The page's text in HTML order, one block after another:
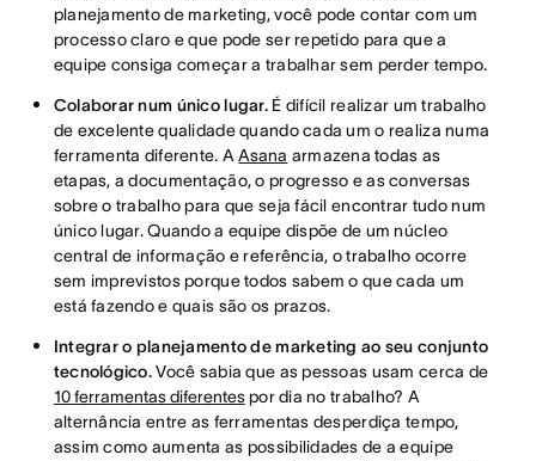
planejamento de marketing, você pode contar com um
processo claro e que pode ser repetido para que a
equipe consiga começar a trabalhar sem perder tempo.
Colaborar num único lugar. É difícil realizar um trabalho
de excelente qualidade quando cada um o realiza numa
ferramenta diferente. AAsana armazena todas as
etapas, a documentação, o progresso e as conversas
sobre o trabalho para que seja fácil encontrar tudo num
único lugar. Quando a equipe dispõe de um núcleo
central de informação e referência, o trabalho ocorre
sem imprevistos porque todos sabem o que cada um
está fazendo e quais são os prazos.
Integrar o planejamento de marketing ao seu conjunto
tecnológico.Você sabia que as pessoas usam cerca de
10 ferramentas diferentespor dia no trabalho? A
alternância entre as ferramentas desperdiça tempo,
assim como aumenta as possibilidades de a equipe